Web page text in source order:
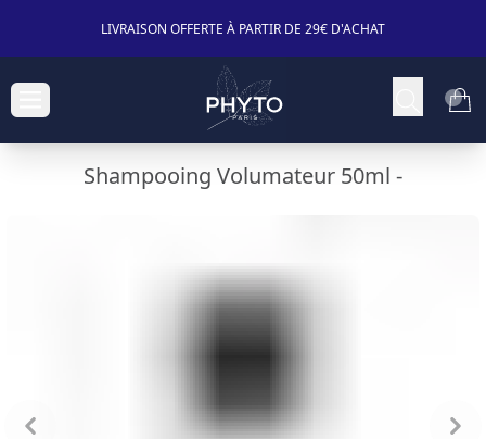
LIVRAISON OFFERTE À PARTIR DE 29€ D'ACHAT
Shampooing Volumateur 50ml -